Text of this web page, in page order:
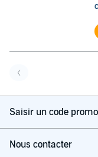
Saisir un code
Nous contacter